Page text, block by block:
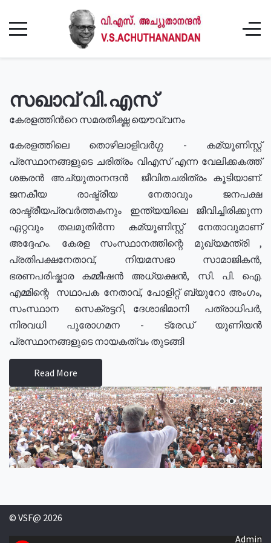
സഖാവ് വി.എസ്
കേരളത്തിൻറെ സമരതീക്ഷ്ണ യൌവ്വനം
കേരളത്തിലെ തൊഴിലാളിവർഗ്ഗ - കമ്യൂണിസ്റ്റ്
പ്രസ്ഥാനങ്ങളുടെ ചരിത്രം വിഎസ് എന്ന വേലിക്കകത്ത്
ശങ്കരൻ അച്യുതാനന്ദൻ ജീവിതചരിത്രം കൂടിയാണ്.
ജനകീയ രാഷ്ട്രീയ നേതാവും ജനപക്ഷ
രാഷ്ട്രീയപ്രവർത്തകനും ഇന്ത്യയിലെ ജീവിച്ചിരിക്കുന്ന
ഏറ്റവും തലമുതിർന്ന കമ്യൂണിസ്റ്റ് നേതാവുമാണ്
അദ്ദേഹം. കേരള സംസ്ഥാനത്തിന്റെ മുഖ്യമന്ത്രി ,
പ്രതിപക്ഷനേതാവ്, നിയമസഭാ സാമാജികൻ,
ഭരണപരിഷ്കാര കമ്മീഷൻ അധ്യക്ഷൻ, സി. പി. ഐ.
എമ്മിന്റെ സഥാപക നേതാവ്, പോളിറ്റ് ബ്യുറോ അംഗം,
സംസ്ഥാന സെക്രട്ടറി, ദേശാഭിമാനി പത്രാധിപർ,
നിരവധി പുരോഗമന - ട്രേഡ് യൂണിയൻ
പ്രസ്ഥാനങ്ങളുടെ നായകത്വം തുടങ്ങി
Read More
© VSF@ 2026
Admin